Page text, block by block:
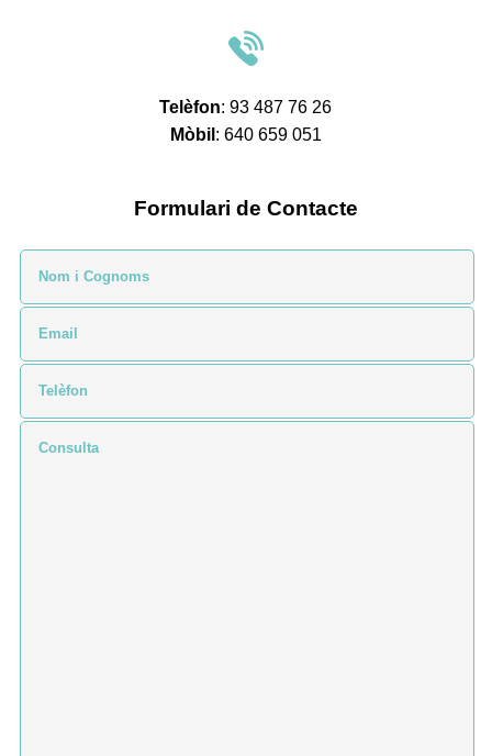
Telèfon: 93 487 76 26
Mòbil : 640 659 051
Formulari de Contacte